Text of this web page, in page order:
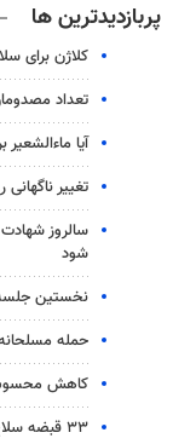
پربازدیدترین ها
کلاژن برای
تعداد مصدومان
آیا
تغییر
سالروز
شود
نخستین جلسه
حمله مسلحانه به
کاهش محسوس
۳۳ قبضه سلاح در مرزهای آذربایجان‌غربی کشف شد